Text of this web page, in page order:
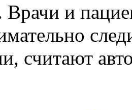
Врачи и
считают